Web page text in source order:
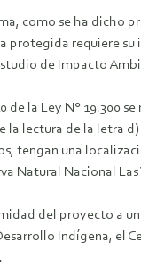
como se ha dicho
protegida requiere
de Impacto
de la Ley N° 19.300
la lectura de la letra
tengan una
Natural Nacional Las
del proyecto a
Indígena, el